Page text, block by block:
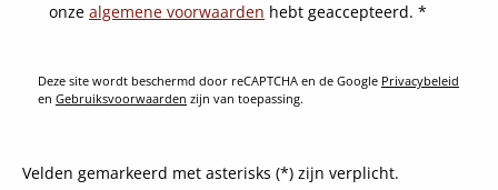
onze algemene voorwaarden hebt geaccepteerd. *
Deze site wordt beschermd door reCAPTCHA en de Google Privacybeleid
en Gebruiksvoorwaarden zijn van toepassing.
Velden gemarkeerd met asterisks (*) zijn verplicht.